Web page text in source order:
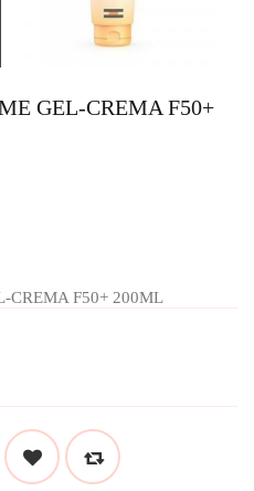
GEL-CREMA F50+
CREMA F50+ 200ML